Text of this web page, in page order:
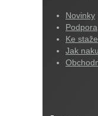
Novinky
Podpora
Ke
Jak